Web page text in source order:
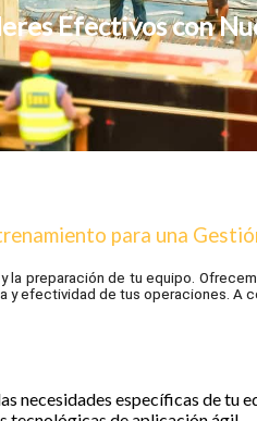
Efectivos con
para una
preparación de tu equipo.
efectividad de tus operaciones.
necesidades específicas de tu